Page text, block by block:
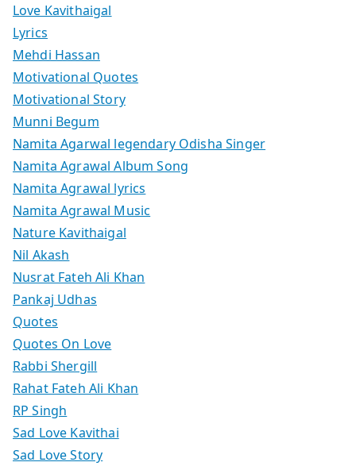
Love Kavithaigal
Lyrics
Mehdi Hassan
Motivational Quotes
Motivational Story
Munni Begum
Namita Agarwal legendary Odisha Singer
Namita Agrawal Album Song
Namita Agrawal lyrics
Namita Agrawal Music
Nature Kavithaigal
Nil Akash
Nusrat Fateh Ali Khan
Pankaj Udhas
Quotes
Quotes On Love
Rabbi Shergill
Rahat Fateh Ali Khan
RP Singh
Sad Love Kavithai
Sad Love Story